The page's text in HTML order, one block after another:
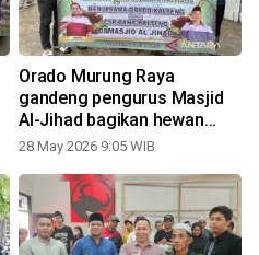
Orado Murung Raya
gandeng pengurus Masjid
Al-Jihad bagikan hewan
kurban
28 May 2026 9:05 WIB